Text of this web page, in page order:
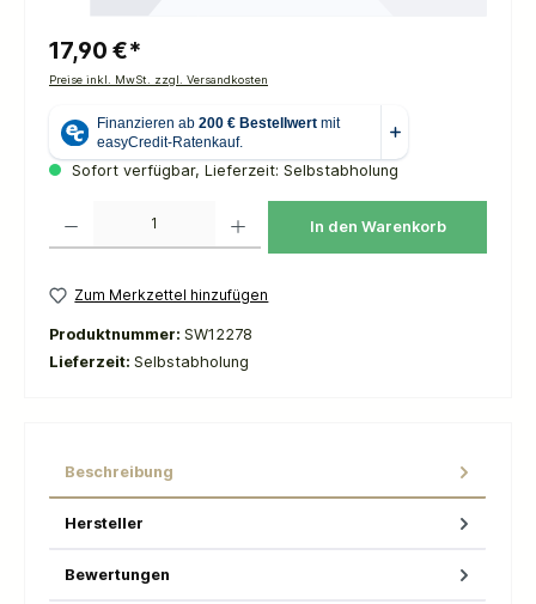
17,90 €*
Preise inkl. MwSt. zzgl. Versandkosten
Sofort verfügbar, Lieferzeit: Selbstabholung
In den Warenkorb
Zum Merkzettel hinzufügen
Produktnummer: SW12278
Lieferzeit: Selbstabholung
Beschreibung
Hersteller
Bewertungen